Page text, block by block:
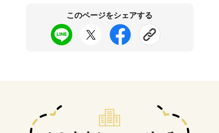
このページをシェアする